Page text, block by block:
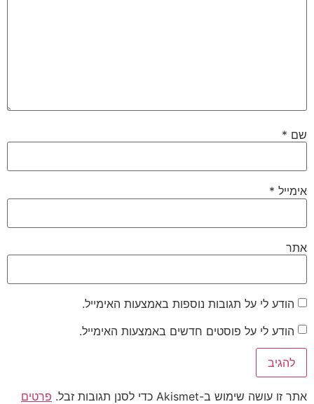
שם *
אימייל *
אתר
הודע לי על תגובות נוספות באמצעות האימייל.
הודע לי על פוסטים חדשים באמצעות האימייל.
אתר זו עושה שימוש ב-Akismet כדי לסנן תגובות זבל.
פרטים